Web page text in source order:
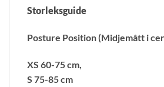
Storleksguide
Posture Position (Midjemått i
XS 60-75 cm,
S 75-85 cm